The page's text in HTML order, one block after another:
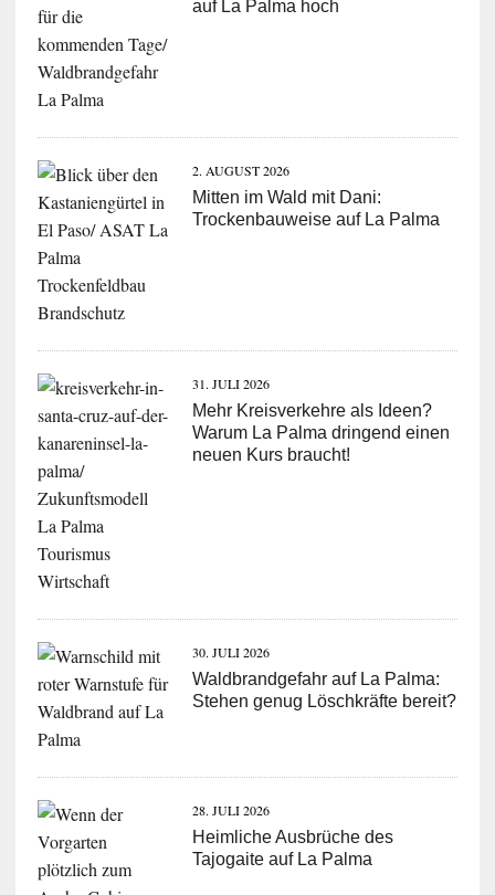
auf La Palma hoch
2. AUGUST 2026
Mitten im Wald mit Dani:
Trockenbauweise auf La Palma
31. JULI 2026
Mehr Kreisverkehre als Ideen?
Warum La Palma dringend einen
neuen Kurs braucht!
30. JULI 2026
Waldbrandgefahr auf La Palma:
Stehen genug Löschkräfte bereit?
28. JULI 2026
Heimliche Ausbrüche des
Tajogaite auf La Palma